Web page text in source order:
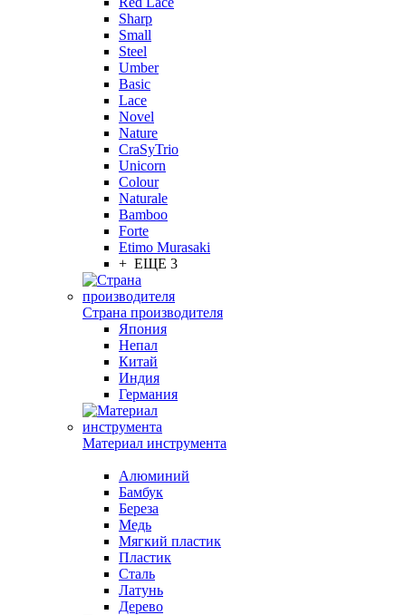
Sharp
Small
Steel
Umber
Basic
Lace
Novel
Nature
CraSyTrio
Unicorn
Colour
Naturale
Bamboo
Forte
Etimo Murasaki
+ ЕЩЕ 3
Страна производителя
Япония
Непал
Китай
Индия
Германия
Материал инструмента
Алюминий
Бамбук
Береза
Медь
Мягкий пластик
Пластик
Сталь
Латунь
Дерево